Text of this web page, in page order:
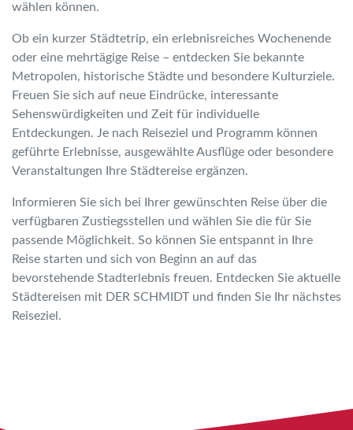
wählen können.
Ob ein kurzer Städtetrip, ein erlebnisreiches Wochenende
oder eine mehrtägige Reise – entdecken Sie bekannte
Metropolen, historische Städte und besondere Kulturziele.
Freuen Sie sich auf neue Eindrücke, interessante
Sehenswürdigkeiten und Zeit für individuelle
Entdeckungen. Je nach Reiseziel und Programm können
geführte Erlebnisse, ausgewählte Ausflüge oder besondere
Veranstaltungen Ihre Städtereise ergänzen.
Informieren Sie sich bei Ihrer gewünschten Reise über die
verfügbaren Zustiegsstellen und wählen Sie die für Sie
passende Möglichkeit. So können Sie entspannt in Ihre
Reise starten und sich von Beginn an auf das
bevorstehende Stadterlebnis freuen. Entdecken Sie aktuelle
Städtereisen mit DER SCHMIDT und finden Sie Ihr nächstes
Reiseziel.